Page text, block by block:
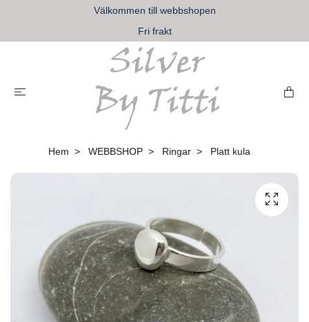
Välkommen till webbshopen
Fri frakt
Hem WEBBSHOP Ringar Platt kula